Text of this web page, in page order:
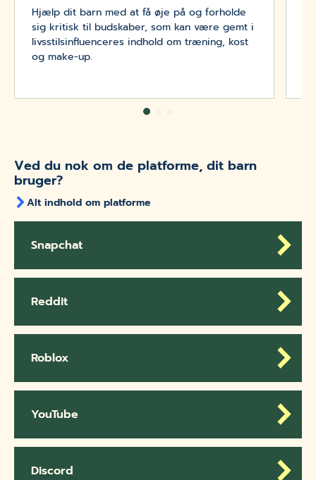
Hjælp dit barn med at få øje på og forholde
sig kritisk til budskaber, som kan være gemt i
livsstilsinfluenceres indhold om træning, kost
og make-up.
Ved du nok om de platforme, dit barn
bruger?
Alt indhold om platforme
Snapchat
Reddit
Roblox
YouTube
Discord